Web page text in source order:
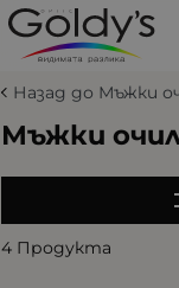
Назад до Мъжки
Мъжки
4 Продукта